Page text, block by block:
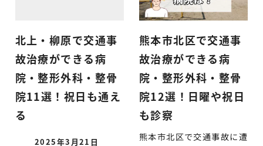
北上・柳原で交通事
故治療ができる病
院・整形外科・整骨
院11選！祝日も通え
る
2025年3月21日
熊本市北区で交通事
故治療ができる病
院・整形外科・整骨
院12選！日曜や祝日
も診察
熊本市北区で交通事故に遭